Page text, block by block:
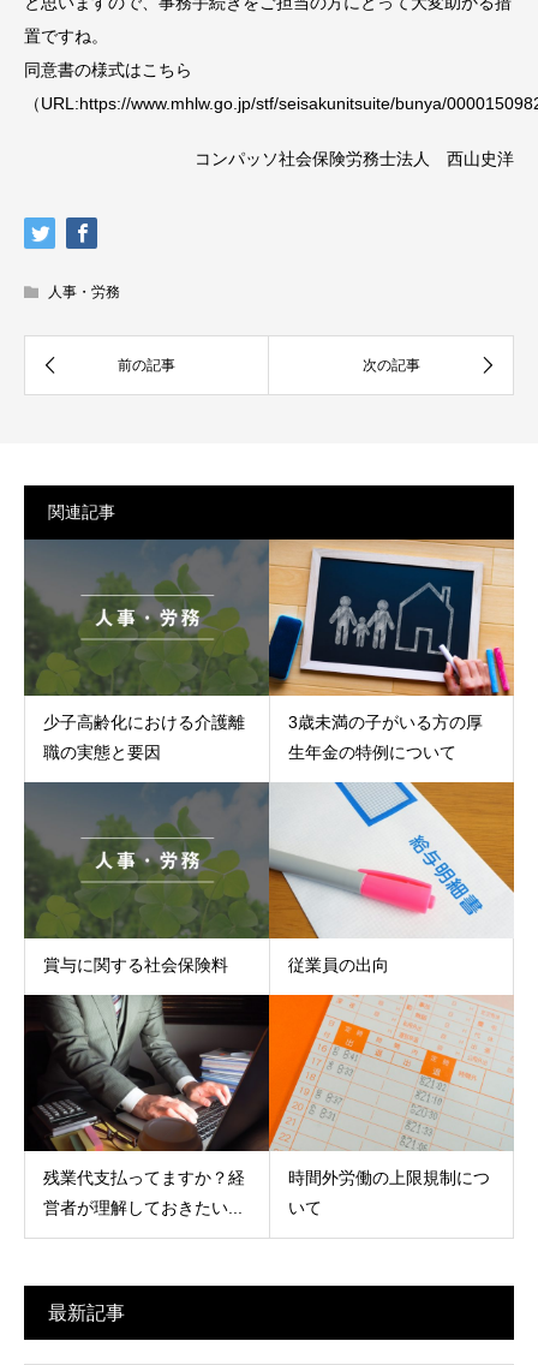
置ですね。
同意書の様式はこちら
（URL:https://www.mhlw.go.jp/stf/seisakunitsuite/bunya/
コンパッソ社会保険労務士法人 西山史洋
人事・労務
関連記事
少子高齢化における介護離
職の実態と要因
3歳未満の子がいる方の厚
生年金の特例について
賞与に関する社会保険料 従業員の出向
残業代支払ってますか？経
営者が理解しておきたい...
時間外労働の上限規制につ
いて
最新記事